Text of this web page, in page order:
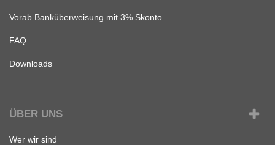
Vorab Banküberweisung mit 3% Skonto
FAQ
Downloads
ÜBER UNS
Wer wir sind